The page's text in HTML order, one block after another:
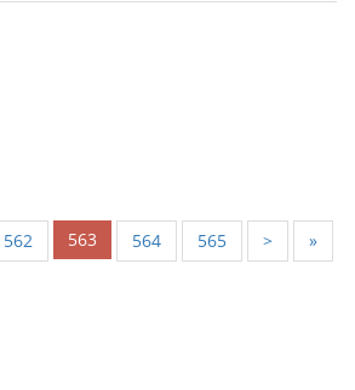
562 563 564 565 > »